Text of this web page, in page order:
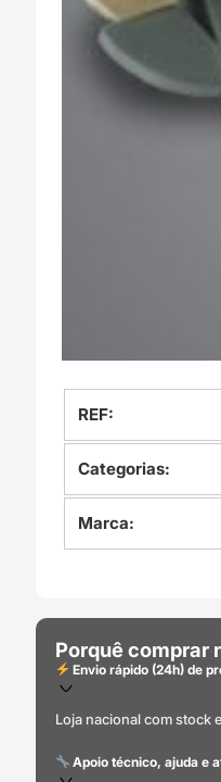
REF:
Categorias:
Marca:
Porquê comprar
Envio rápido (24h) de
Loja nacional com stock
Apoio técnico, ajuda e